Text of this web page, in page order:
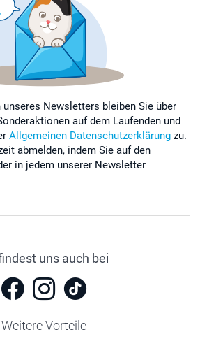
unseres Newsletters bleiben Sie über
auf dem Laufenden und
Allgemeinen Datenschutzerklärung zu.
abmelden, indem Sie auf den
in jedem unserer Newsletter
uns auch bei
Weitere Vorteile